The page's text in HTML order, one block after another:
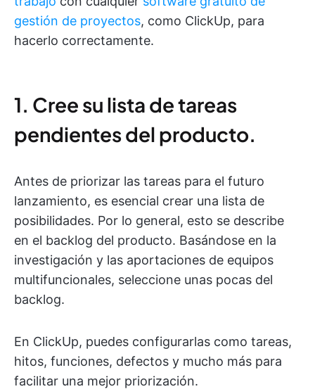
gestión de proyectos, como ClickUp, para
hacerlo correctamente.
1. Cree su lista de tareas
pendientes del producto.
Antes de priorizar las tareas para el futuro
lanzamiento, es esencial crear una lista de
posibilidades. Por lo general, esto se describe
en el backlog del producto. Basándose en la
investigación y las aportaciones de equipos
multifuncionales, seleccione unas pocas del
backlog.
En ClickUp, puedes configurarlas como tareas,
hitos, funciones, defectos y mucho más para
facilitar una mejor priorización.